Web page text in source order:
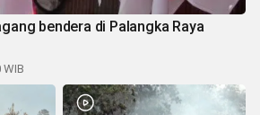
bendera di Palangka Raya
WIB